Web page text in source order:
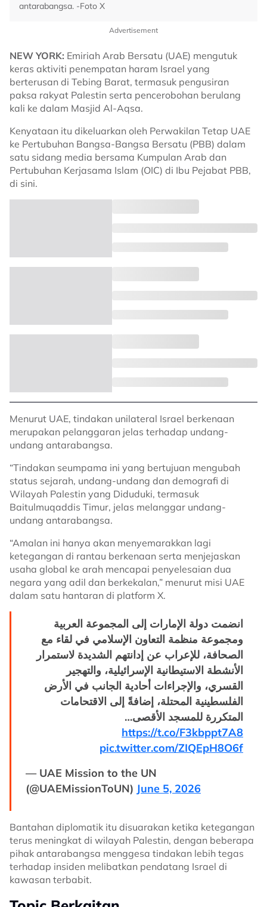
antarabangsa. -Foto X
Advertisement
NEW YORK: Emiriah Arab Bersatu (UAE) mengutuk
keras aktiviti penempatan haram Israel yang
berterusan di Tebing Barat, termasuk pengusiran
paksa rakyat Palestin serta pencerobohan berulang
kali ke dalam Masjid Al-Aqsa.
Kenyataan itu dikeluarkan oleh Perwakilan Tetap UAE
ke Pertubuhan Bangsa-Bangsa Bersatu (PBB) dalam
satu sidang media bersama Kumpulan Arab dan
Pertubuhan Kerjasama Islam (OIC) di Ibu Pejabat PBB,
di sini.
Menurut UAE, tindakan unilateral Israel berkenaan
merupakan pelanggaran jelas terhadap undang-
undang antarabangsa.
“Tindakan seumpama ini yang bertujuan mengubah
status sejarah, undang-undang dan demografi di
Wilayah Palestin yang Diduduki, termasuk
Baitulmuqaddis Timur, jelas melanggar undang-
undang antarabangsa.
“Amalan ini hanya akan menyemarakkan lagi
ketegangan di rantau berkenaan serta menjejaskan
usaha global ke arah mencapai penyelesaian dua
negara yang adil dan berkekalan,” menurut misi UAE
dalam satu hantaran di platform X.
انضمت دولة الإمارات إلى المجموعة العربية
ومجموعة منظمة التعاون الإسلامي في لقاء مع
الصحافة، للإعراب عن إدانتهم الشديدة لاستمرار
الأنشطة الاستيطانية الإسرائيلية، والتهجير
القسري، والإجراءات أحادية الجانب في الأرض
الفلسطينية المحتلة، إضافةً إلى الاقتحامات
المتكررة للمسجد الأقصى…
https://t.co/F3kbppt7A8
pic.twitter.com/ZIQEpH8O6f
— UAE Mission to the UN
(@UAEMissionToUN) June 5, 2026
Bantahan diplomatik itu disuarakan ketika ketegangan
terus meningkat di wilayah Palestin, dengan beberapa
pihak antarabangsa menggesa tindakan lebih tegas
terhadap insiden melibatkan pendatang Israel di
kawasan terbabit.